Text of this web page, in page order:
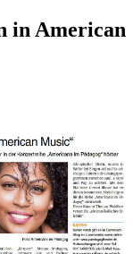
in American